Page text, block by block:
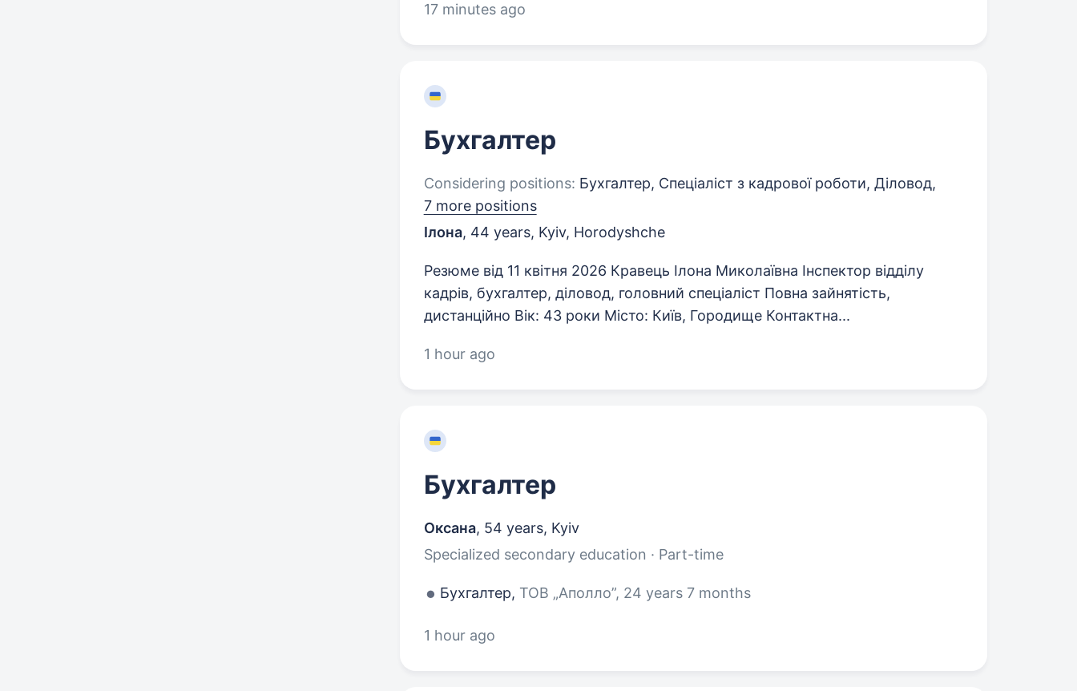
17 minutes ago
Бухгалтер
Considering positions: Бухгалтер, Спеціаліст з кадрової роботи, Діловод,
7 more positions
Ілона, 44 years, Kyiv, Horodyshche
Резюме від 11 квітня 2026 Кравець Ілона Миколаївна Інспектор відділу
кадрів, бухгалтер, діловод, головний спеціаліст Повна зайнятість,
дистанційно Вік: 43 роки Місто: Київ, Городище Контактна...
1 hour ago
Бухгалтер
Оксана, 54 years, Kyiv
Specialized secondary education · Part-time
Бухгалтер, ТОВ „Аполло”, 24 years 7 months
1 hour ago